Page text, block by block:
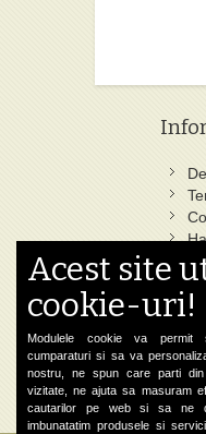
Acest site
cookie-uri!
Modulele cookie va
cumparaturi si sa va
nostru, ne spun care parti
vizitate, ne ajuta sa masuram
cautarilor pe web si sa ne
imbunatatim produsele si